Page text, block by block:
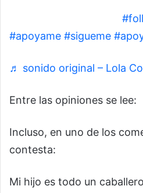
#apoyame #sigueme
♬ sonido original – Lola
Entre las opiniones se lee:
Incluso, en uno de los
contesta:
Mi hijo es todo un